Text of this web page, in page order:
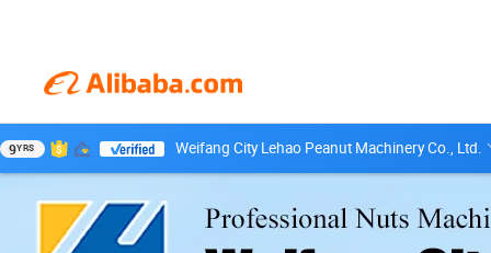
9YRS Weifang City Lehao Peanut Machinery Co., Ltd.